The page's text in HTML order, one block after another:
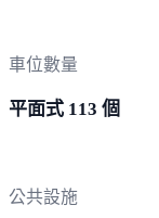
車位數量
平面式 113 個
公共設施